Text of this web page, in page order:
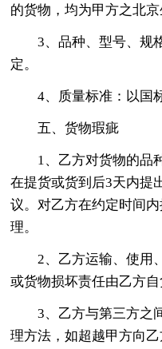
的货物，均为甲方之北京
3、品种、型号、规
定。
4、质量标准：以国
五、货物瑕疵
1、乙方对货物的品
在提货或货到后3天内提
议。对乙方在约定时间
理。
2、乙方运输、使用
或货物损坏责任由乙方
3、乙方与第三方之
理方法，如超越甲方向